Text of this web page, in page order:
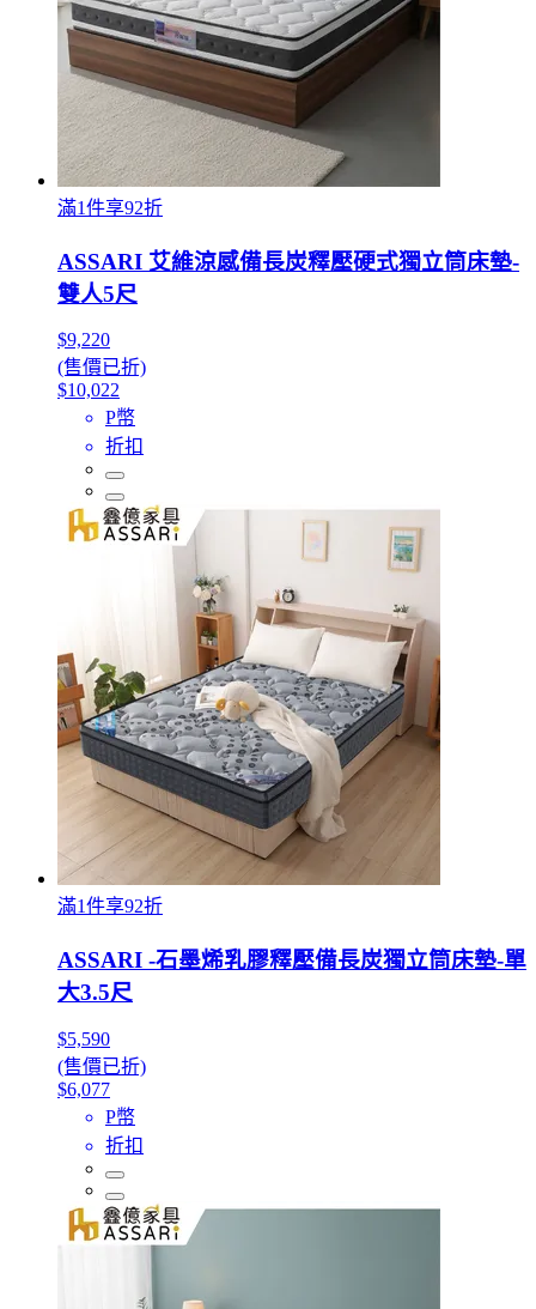
滿1件享92折
ASSARI 艾維涼感備長炭釋壓硬式獨立筒床墊-
雙人5尺
$9,220
(售價已折)
$10,022
P幣
折扣
滿1件享92折
ASSARI -石墨烯乳膠釋壓備長炭獨立筒床墊-單
大3.5尺
$5,590
(售價已折)
$6,077
P幣
折扣